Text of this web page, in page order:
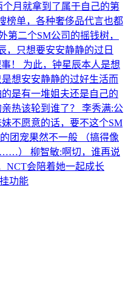
月就拿到了属于自己的第
榜单，各种奢侈品代言也都
第二个SM公司的摇钱树，
，只想要安安静静的过日
！ 为此，钟星辰本人是想
想安安静静的过好生活而
是有一堆姐夫还是自己的
热该轮到谁了？ 李秀满:公
不愿意的话，要不这个SM
团宠果然不一般 （搞得像
……） 柳智敏:啊切，谁再说
NCT会陪着她一起成长
功能